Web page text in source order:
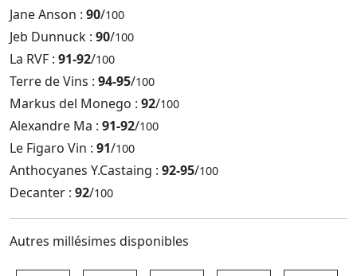
Jane Anson : 90/100
Jeb Dunnuck : 90/100
La RVF : 91-92/100
Terre de Vins : 94-95/100
Markus del Monego : 92/100
Alexandre Ma : 91-92/100
Le Figaro Vin : 91/100
Anthocyanes Y.Castaing : 92-95/100
Decanter : 92/100
Autres millésimes disponibles